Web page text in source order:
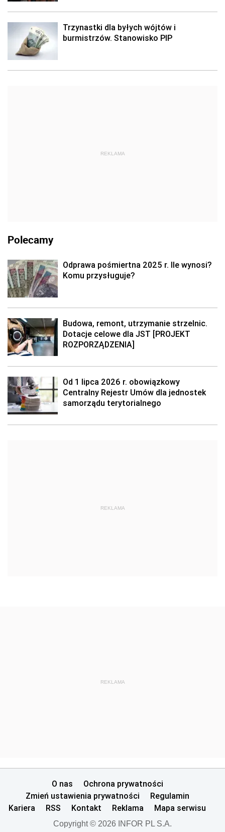
Trzynastki dla byłych wójtów i
burmistrzów. Stanowisko PIP
REKLAMA
Polecamy
Odprawa pośmiertna 2025 r. Ile wynosi?
Komu przysługuje?
Budowa, remont, utrzymanie strzelnic.
Dotacje celowe dla JST [PROJEKT
ROZPORZĄDZENIA]
Od 1 lipca 2026 r. obowiązkowy
Centralny Rejestr Umów dla jednostek
samorządu terytorialnego
REKLAMA
REKLAMA
O nas
Ochrona prywatności
Zmień ustawienia prywatności
Regulamin
Kariera
RSS Kontakt Reklama Mapa serwisu
Copyright © 2026 INFOR PL S.A.